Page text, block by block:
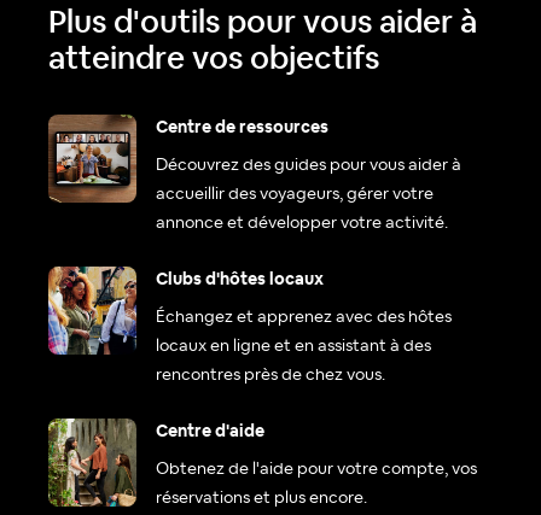
Plus d'outils pour vous aider à
atteindre vos objectifs
Centre de ressources
Découvrez des guides pour vous aider à
accueillir des voyageurs, gérer votre
annonce et développer votre activité.
Clubs d'hôtes locaux
Échangez et apprenez avec des hôtes
locaux en ligne et en assistant à des
rencontres près de chez vous.
Centre d'aide
Obtenez de l'aide pour votre compte, vos
réservations et plus encore.